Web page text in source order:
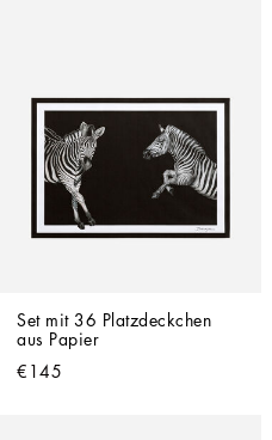
Set mit 36 Platzdeckchen
aus Papier
€145